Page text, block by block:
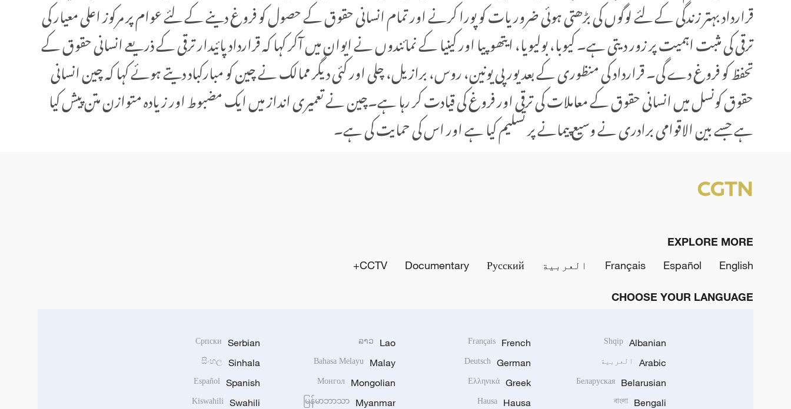
قرارداد بہتر زندگی کے لئے لوگوں کی بڑھتی ہوئی ضروریات کو پورا کرنے اور تمام انسانی حقوق کے حصول کو فروغ دینے کے لئے عوام پر مرکوز اعلی معیار کی
ترقی کی مثبت اہمیت پر زور دیتی ہے۔ کیوبا، بولیویا، ایتھوپیا اور کینیا کے نمائندوں نے ایوان میں آکر کہا کہ قرارداد پائیدار ترقی کے ذریعے انسانی حقوق کے
تحفظ کو فروغ دے گی۔ قرارداد کی منظوری کے بعد یورپی یونین، روس، برازیل، چلی اور کئی دیگر ممالک نے چین کو مبارکباد دیتے ہوئے کہا کہ چین انسانی
حقوق کونسل میں انسانی حقوق کے معاملات کی ترقی اور فروغ کی قیادت کر رہا ہے۔چین نے تعمیری انداز میں ایک مضبوط اور زیادہ متوازن متن پیش کیا
ہے جسے بین الاقوامی برادری نے وسیع پیمانے پر تسلیم کیا ہے اور اس کی حمایت کی ہے۔
EXPLORE MORE
English
Español
Français العربية Русский
Documentary
CCTV+
CHOOSE YOUR LANGUAGE
Albanian
Shqip
Arabic العربية
Belarusian
Беларуская
Bengali
বাংলা
French
Français
German
Deutsch
Greek
Ελληνικά
Hausa
Hausa
Lao
ລາວ
Malay
Bahasa Melayu
Mongolian
Монгол
Myanmar
မြန်မာဘာသာ
Serbian
Српски
Sinhala
සිංහල
Spanish
Español
Swahili
Kiswahili